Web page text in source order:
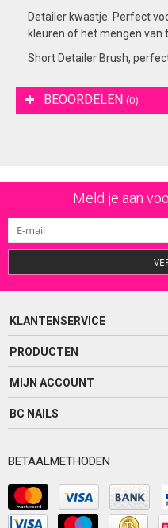
Detailer kwastje. Perfect
kleuren of het mengen van
Short Detailer Brush,
BEOORDELEN (0)
Meld je aan
KLANTENSERVICE
PRODUCTEN
MIJN ACCOUNT
BC NAILS
BETAALMETHODEN